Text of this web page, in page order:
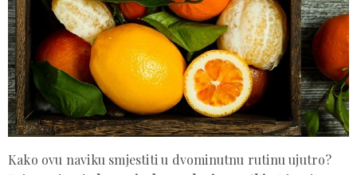
Kako ovu naviku smjestiti u dvominutnu rutinu ujutro?